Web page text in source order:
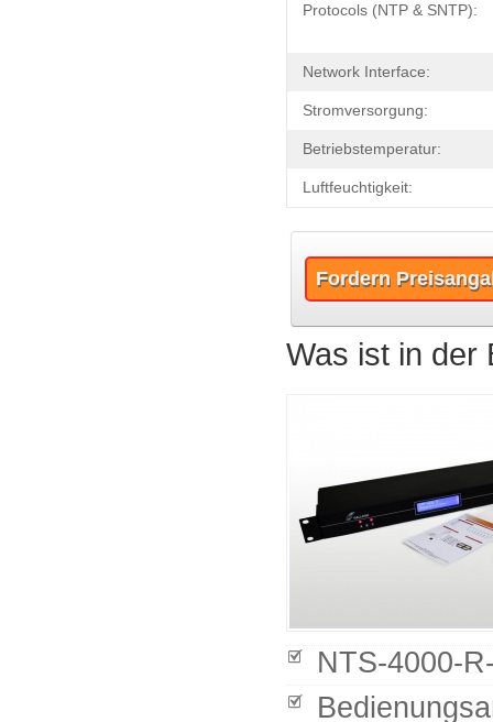
Protocols (NTP & SNTP):
Network Interface:
Stromversorgung:
Betriebstemperatur:
Luftfeuchtigkeit:
Fordern
Was ist in der
NTS-4000-